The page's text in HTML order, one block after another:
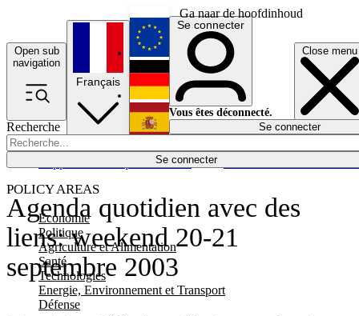
Ga naar de hoofdinhoud
Open sub
navigation
Close menu
Recherche
Se connecter
POLICY AREAS
Economie
Politique
Agriculture et Alimentation
Santé
Technologies
Energie, Environnement et Transport
Défense
Économie
Français
English
Deutsch
Español
Se connecter
Vous êtes déconnecté.
Se connecter
Agenda quotidien avec des
liens: weekend 20-21
septembre 2003